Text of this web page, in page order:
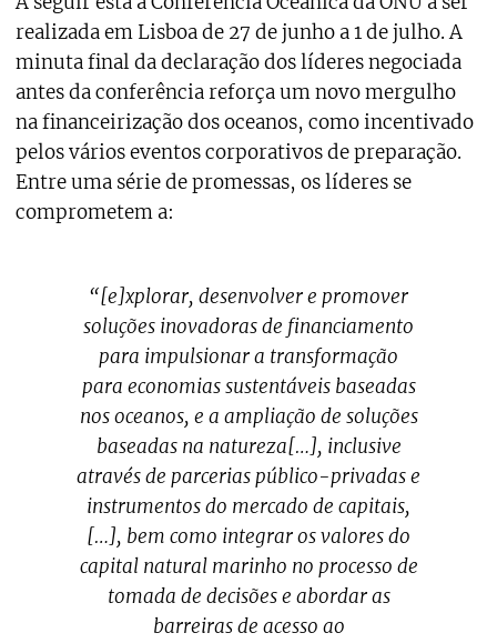
realizada em Lisboa de 27 de junho a 1 de julho. A
minuta final da declaração dos líderes negociada
antes da conferência reforça um novo mergulho
na financeirização dos oceanos, como incentivado
pelos vários eventos corporativos de preparação.
Entre uma série de promessas, os líderes se
comprometem a:
“[e]xplorar, desenvolver e promover
soluções inovadoras de financiamento
para impulsionar a transformação
para economias sustentáveis baseadas
nos oceanos, e a ampliação de soluções
baseadas na natureza[…], inclusive
através de parcerias público-privadas e
instrumentos do mercado de capitais,
[…], bem como integrar os valores do
capital natural marinho no processo de
tomada de decisões e abordar as
barreiras de acesso ao